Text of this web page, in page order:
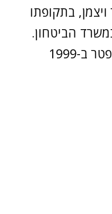
בתקופתו
הביטחון.
קדמוני השתקם ומצבו השתפר. הוא נפטר ב-1999